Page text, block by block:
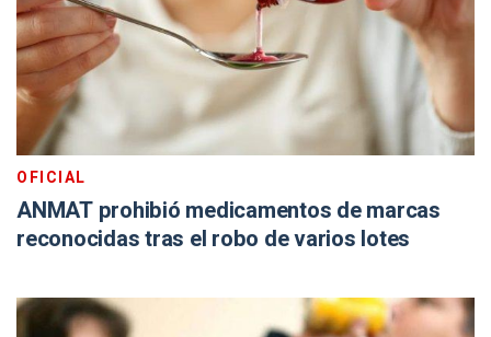
OFICIAL
ANMAT prohibió medicamentos de marcas
reconocidas tras el robo de varios lotes